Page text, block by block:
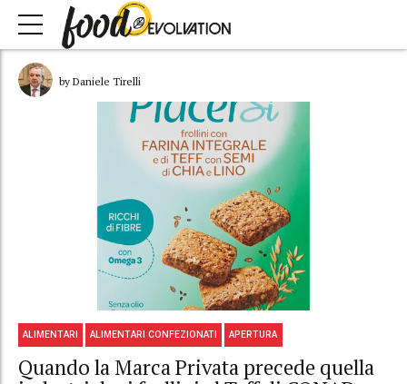
by Daniele Tirelli
ALIMENTARI ALIMENTARI CONFEZIONATI APERTURA
Quando la Marca Privata precede quella